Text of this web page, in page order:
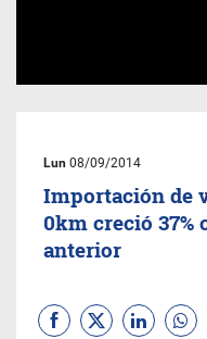
Lun 08/09/2014
Importación de
0km creció 37%
anterior